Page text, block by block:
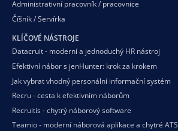
Administrativní pracovník / pracovnice
Číšník / Servírka
KLÍČOVÉ NÁSTROJE
Datacruit - moderní a jednoduchý HR nástroj
Efektivní nábor s jenHunter: krok za krokem
Jak vybrat vhodný personální informační systém
Recru - cesta k efektivním náborům
Recruitis - chytrý náborový software
Teamio - moderní náborová aplikace a chytré ATS